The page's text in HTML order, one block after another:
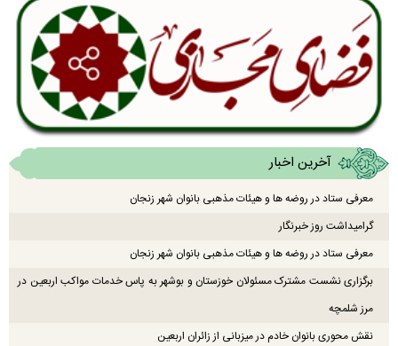
آخرین اخبار
معرفی ستاد در روضه ها و هیئات مذهبی بانوان شهر زنجان
گرامیداشت روز خبرنگار
معرفی ستاد در روضه ها و هیئات مذهبی بانوان شهر زنجان
برگزاری نشست مشترک مسئولان خوزستان و بوشهر به پاس خدمات مواکب اربعین در
مرز شلمچه
نقش محوری بانوان خادم در میزبانی از زائران اربعین